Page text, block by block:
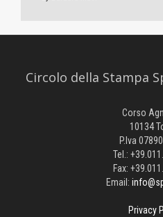
Circolo della Stampa
Corso
10134
P.Iva
Tel.:
Fax:
Email:
Privacy